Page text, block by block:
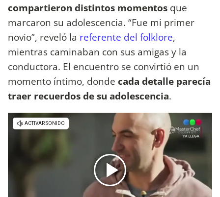
compartieron distintos momentos que
marcaron su adolescencia. “Fue mi primer
novio”, reveló la referente del folklore,
mientras caminaban con sus amigas y la
conductora. El encuentro se convirtió en un
momento íntimo, donde cada detalle parecía
traer recuerdos de su adolescencia.